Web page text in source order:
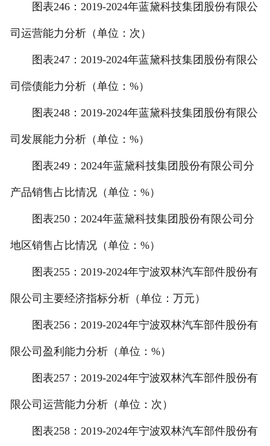
图表246：2019-2024年蓝黛科技集团股份有限公
司运营能力分析（单位：次）
图表247：2019-2024年蓝黛科技集团股份有限公
司偿债能力分析（单位：%）
图表248：2019-2024年蓝黛科技集团股份有限公
司发展能力分析（单位：%）
图表249：2024年蓝黛科技集团股份有限公司分
产品销售占比情况（单位：%）
图表250：2024年蓝黛科技集团股份有限公司分
地区销售占比情况（单位：%）
图表255：2019-2024年宁波双林汽车部件股份有
限公司主要经济指标分析（单位：万元）
图表256：2019-2024年宁波双林汽车部件股份有
限公司盈利能力分析（单位：%）
图表257：2019-2024年宁波双林汽车部件股份有
限公司运营能力分析（单位：次）
图表258：2019-2024年宁波双林汽车部件股份有